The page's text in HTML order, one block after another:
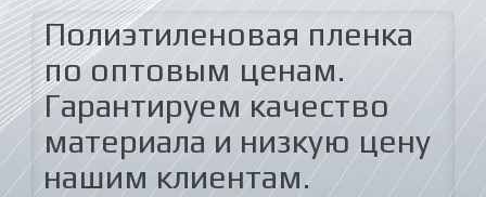
Полиэтиленовая пленка
по оптовым ценам.
Гарантируем качество
материала и низкую цену
нашим клиентам.